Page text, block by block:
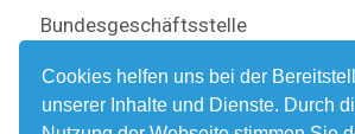
Cookies helfen uns bei der
unserer Inhalte und Dienste. Durch
Bundesgeschäftsstelle
10711 Berlin
Tel. 030 / 2 88 67 260